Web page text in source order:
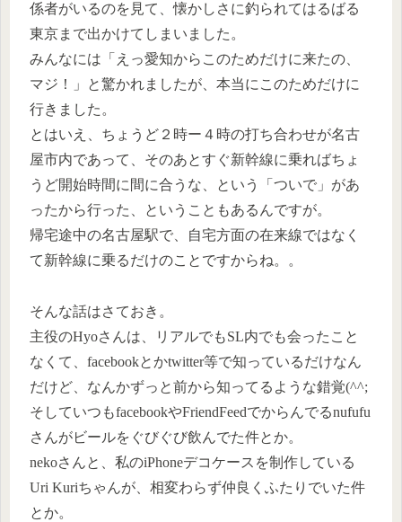
係者がいるのを見て、懐かしさに釣られてはるばる
東京まで出かけてしまいました。
みんなには「えっ愛知からこのためだけに来たの、
マジ！」と驚かれましたが、本当にこのためだけに
行きました。
とはいえ、ちょうど２時ー４時の打ち合わせが名古
屋市内であって、そのあとすぐ新幹線に乗ればちょ
うど開始時間に間に合うな、という「ついで」があ
ったから行った、ということもあるんですが。
帰宅途中の名古屋駅で、自宅方面の在来線ではなく
て新幹線に乗るだけのことですからね。。
そんな話はさておき。
主役のHyoさんは、リアルでもSL内でも会ったこと
なくて、facebookとかtwitter等で知っているだけなん
だけど、なんかずっと前から知ってるような錯覚(^^;
そしていつもfacebookやFriendFeedでからんでるnufufu
さんがビールをぐびぐび飲んでた件とか。
nekoさんと、私のiPhoneデコケースを制作している
Uri Kuriちゃんが、相変わらず仲良くふたりでいた件
とか。